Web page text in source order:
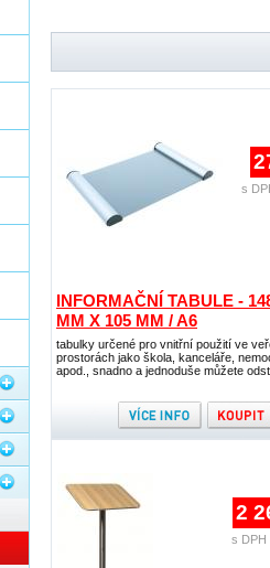
INFORMAČNÍ TABULE -
MM X 105 MM / A6
tabulky určené pro vnitřní použití ve
prostorách jako škola, kanceláře,
apod., snadno a jednoduše můžete
s
2
s DPH